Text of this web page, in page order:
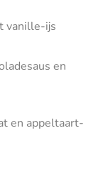
vanille-ijs
en
en appeltaart-